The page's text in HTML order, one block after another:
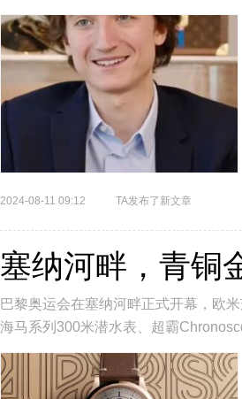
至是暗暗较劲。雅...
2024-08-11 09:12 TA发布了新文章
塞纳河畔，青铜
巴黎奥运会在塞纳河畔正式开幕，欧
海马系列300米潜水表、超霸
859腕表...